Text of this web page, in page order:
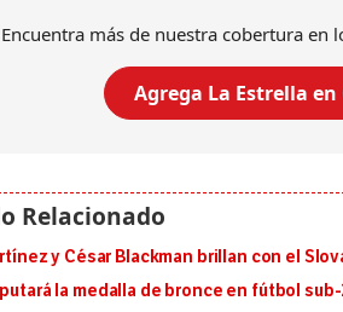
Encuentra más de nuestra cobertura en
Agrega La Estrella
y César Blackman brillan con el
la medalla de bronce en fútbol